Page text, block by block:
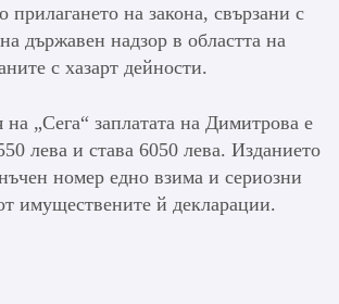
прилагането на закона, свързани с
държавен надзор в областта на
с хазарт дейности.
„Сега“ заплатата на Димитрова е
лева и става 6050 лева. Изданието
номер едно взима и сериозни
имуществените й декларации.